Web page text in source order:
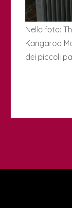
Nella foto:
Kangaroo
dei piccoli